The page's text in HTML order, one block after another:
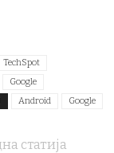
TechSpot
Google
Android Google
статија